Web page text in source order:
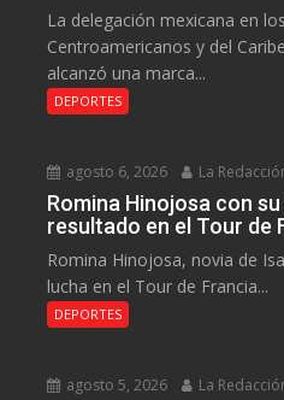
La delegación mexicana en
Centroamericanos y del
alcanzó una marca...
DEPORTES
agosto 6, 2026 La
Romina Hinojosa con
resultado en el Tour de
Romina Hinojosa, novia de
lucha en el Tour de Francia...
DEPORTES
agosto 5, 2026 La